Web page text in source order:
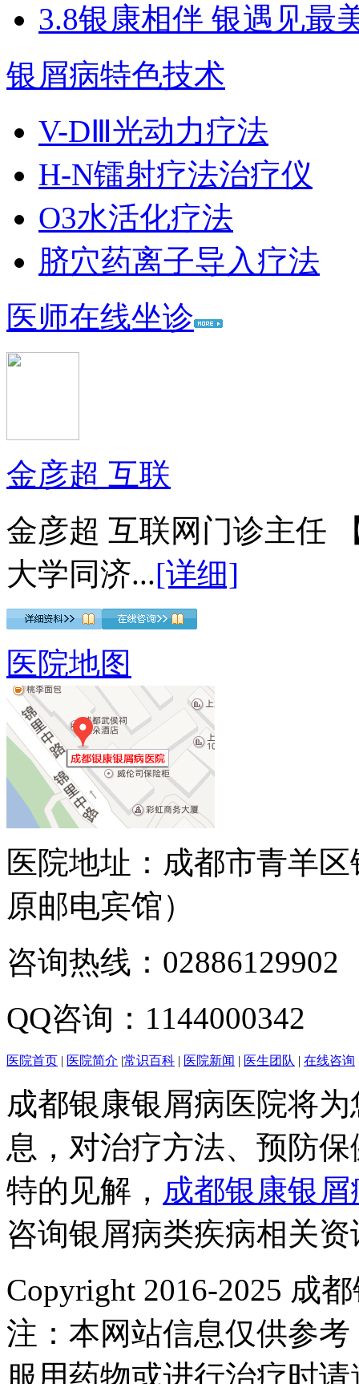
3.8银康相伴 银遇见最
银屑病特色技术
V-DⅢ光动力疗法
H-N镭射疗法治疗仪
O3水活化疗法
脐穴药离子导入疗法
医师在线坐诊
金彦超 互联
金彦超 互联网门诊主任
大学同济...[详细]
医院地图
医院地址：成都市青羊
原邮电宾馆）
咨询热线：02886129902
QQ咨询：1144000342
医院首页 | 医院简介 |常识百科 | 医院新闻 | 医生团队 | 在线咨询
成都银康银屑病医院将
息，对治疗方法、预防
特的见解， 成都银康银
咨询银屑病类疾病相关资
Copyright 2016-2025 成
注：本网站信息仅供参
服用药物或进行治疗时